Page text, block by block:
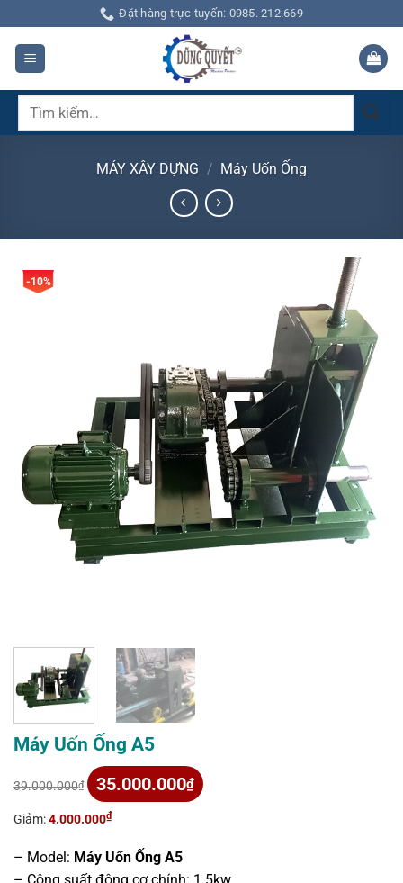
qua
dung
Đặt hàng trực tuyến: 0985. 212.669
Tìm
MÁY XÂY DỰNG / Máy Uốn Ống
-10%
Máy Uốn Ống A5
39.000.000₫
gốc
là:
39.000.000₫.
35.000.000₫
hiện
tại
là:
Giảm:4.000.000₫
– Model: Máy Uốn Ống A5
– Công suất động cơ chính: 1.5kw